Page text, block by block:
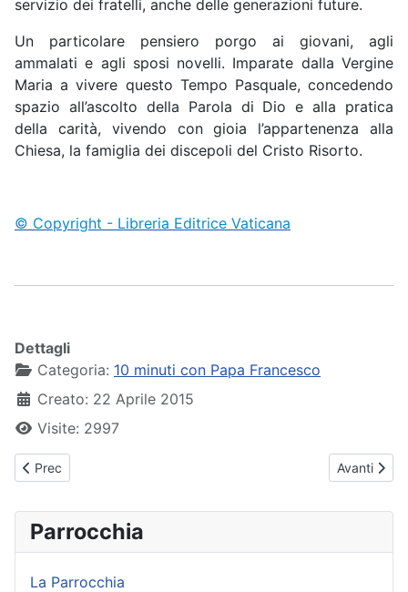
servizio dei fratelli, anche delle generazioni future.
Un particolare pensiero porgo ai giovani, agli
ammalati e agli sposi novelli. Imparate dalla Vergine
Maria a vivere questo Tempo Pasquale, concedendo
spazio all’ascolto della Parola di Dio e alla pratica
della carità, vivendo con gioia l’appartenenza alla
Chiesa, la famiglia dei discepoli del Cristo Risorto.
© Copyright - Libreria Editrice Vaticana
Dettagli
Categoria: 10 minuti con Papa Francesco
Creato: 22 Aprile 2015
Visite: 2997
Articolo precedente: Papa Francesco - Udienza Generale - 22-
Prec Articolo
Avanti
Parrocchia
La Parrocchia